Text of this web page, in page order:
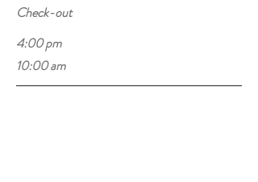
Check-out
4:00 pm
10:00 am